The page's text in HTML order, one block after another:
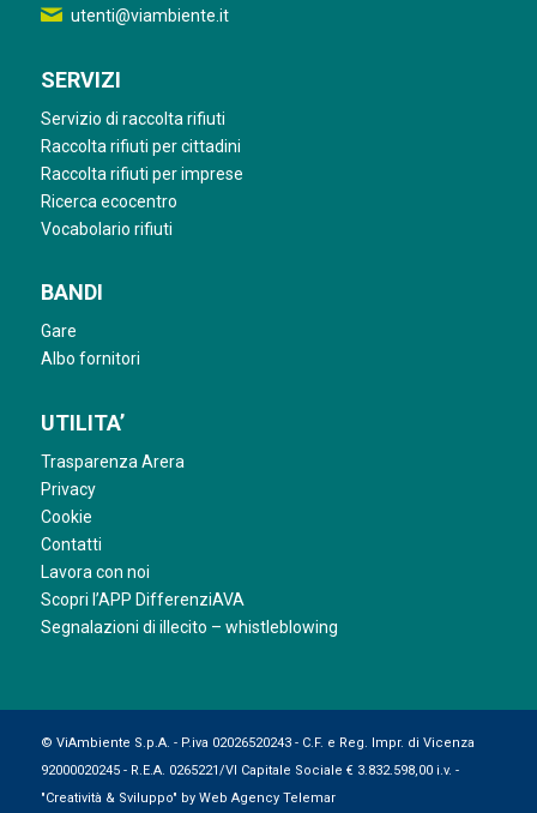
utenti@viambiente.it
SERVIZI
Servizio di raccolta rifiuti
Raccolta rifiuti per cittadini
Raccolta rifiuti per imprese
Ricerca ecocentro
Vocabolario rifiuti
BANDI
Gare
Albo fornitori
UTILITA’
Trasparenza Arera
Privacy
Cookie
Contatti
Lavora con noi
Scopri l’APP DifferenziAVA
Segnalazioni di illecito – whistleblowing
© ViAmbiente S.p.A. - P.iva 02026520243 - C.F. e Reg. Impr. di Vicenza
92000020245 - R.E.A. 0265221/VI Capitale Sociale € 3.832.598,00 i.v. -
"Creatività & Sviluppo" by Web Agency Telemar